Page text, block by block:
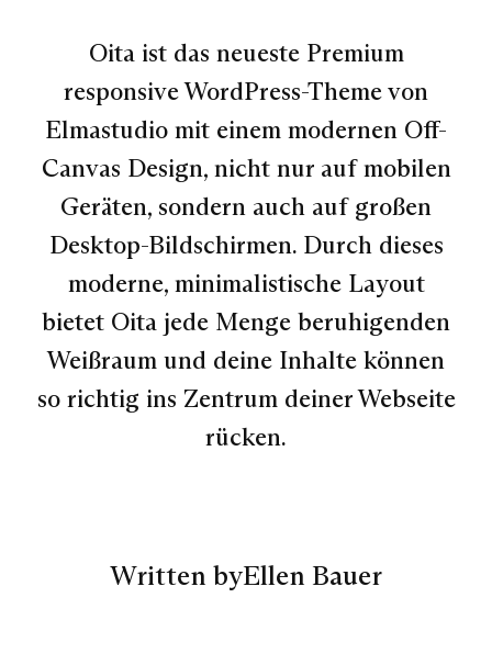
Oita ist das neueste Premium
responsive WordPress-Theme von
Elmastudio mit einem modernen Off-
Canvas Design, nicht nur auf mobilen
Geräten, sondern auch auf großen
Desktop-Bildschirmen. Durch dieses
moderne, minimalistische Layout
bietet Oita jede Menge beruhigenden
Weißraum und deine Inhalte können
so richtig ins Zentrum deiner Webseite
rücken.
Written byEllen Bauer